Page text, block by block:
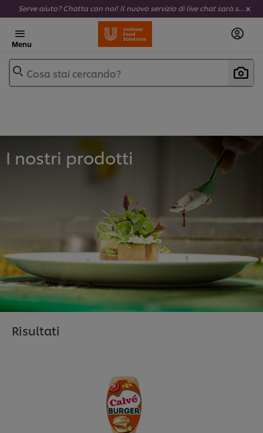
Serve aiuto? Chatta con noi! Il nuovo servizio di live chat sarà sempre attivo e completamente al tuo servizio.
Menu
Cosa stai cercando?
I nostri prodotti
Risultati